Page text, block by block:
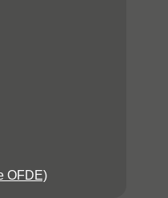
OFDE)